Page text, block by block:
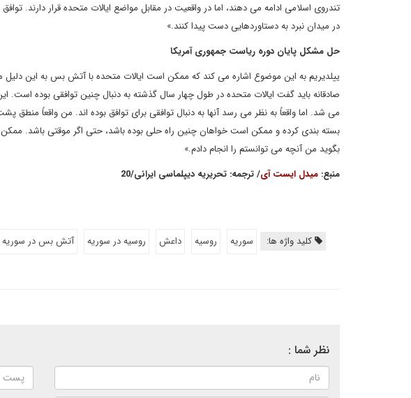
تندروی اسلامی ادامه می دهند، اما در واقعیت در مقابل مواضع ایالات متحده قرار دارند.
در میدان نبرد به دستاوردهایی دست پیدا کنند.»
حل مشکل پایان دوره ریاست جمهوری آمریکا
ییلدیریم به این موضوع اشاره می کند که ممکن است ایالات متحده با آتش بس به این
صادقانه باید گفت ایالات متحده در طول چهار سال گذشته به دنبال چنین توافقی بوده است.
می شد. اما واقعاً به نظر می رسد آنها به دنبال توافقی برای توافق بوده اند. من واقعاً
بسته بندی کرده و ممکن است خواهان چنین راه حلی بوده باشد، حتی اگر موقتی باشد.
بگوید من آنچه می توانستم را انجام دادم.»
منبع: میدل ایست آی/ ترجمه: تحریریه دیپلماسی ایرانی/20
کلید واژه ها: سوريه روسيه داعش روسیه در سوریه آتش بس در سوریه
نظر شما :